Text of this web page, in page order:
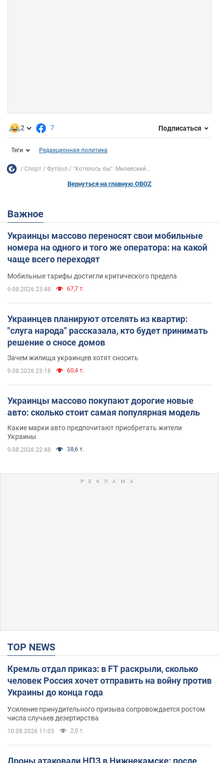
2 7 Подписаться
Теги Редакционная политика
Спорт Футбол "Хотелось бы": Милевский...
Вернуться на главную OBOZ
Важное
Украинцы массово переносят свои мобильные
номера на одного и того же оператора: на какой
чаще всего переходят
Мобильные тарифы достигли критического предела
9.08.2026 23:48 67,7 т.
Украинцев планируют отселять из квартир:
"слуга народа" рассказала, кто будет принимать
решение о сносе домов
Зачем жилища украинцев хотят сносить
9.08.2026 23:18 60,4 т.
Украинцы массово покупают дорогие новые
авто: сколько стоит самая популярная модель
Какие марки авто предпочитают приобретать жители
Украины
9.08.2026 22:48 38,6 т.
TOP NEWS
Кремль отдал приказ: в FT раскрыли, сколько
человек Россия хочет отправить на войну против
Украины до конца года
Усиление принудительного призыва сопровождается ростом
числа случаев дезертирства
10.08.2026 11:05 2,0 т.